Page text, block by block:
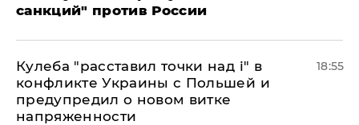
санкций" против России
Кулеба "расставил точки над і" в
конфликте Украины с Польшей и
предупредил о новом витке
напряженности
18:55